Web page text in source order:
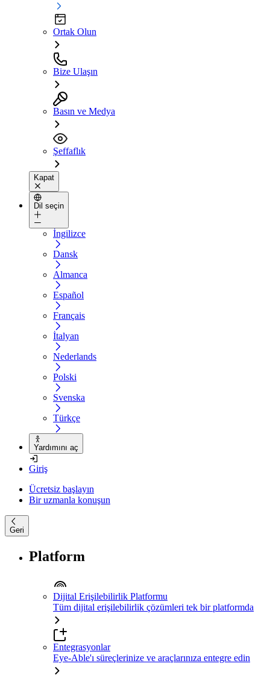
Ortak Olun
Bize Ulaşın
Basın ve Medya
Şeffaflık
Kapat
Dil seçin
İngilizce
Dansk
Almanca
Español
Français
İtalyan
Nederlands
Polski
Svenska
Türkçe
Yardımını aç
Giriş
Ücretsiz başlayın
Bir uzmanla konuşun
Geri
Platform
Dijital Erişilebilirlik Platformu
Tüm dijital erişilebilirlik çözümleri tek bir platformda
Entegrasyonlar
Eye-Able'ı süreçlerinize ve araçlarınıza entegre edin